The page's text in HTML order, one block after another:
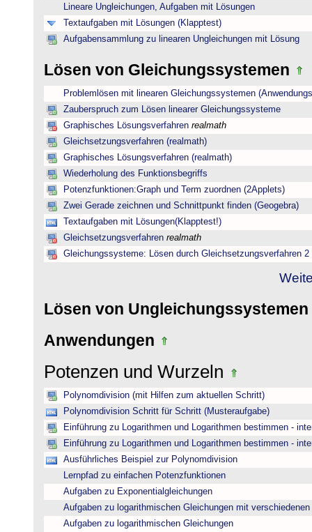
Lineare Ungleichungen, Aufgaben mit Lösungen
Textaufgaben mit Lösungen (Klapptest)
Aufgabensammlung zu linearen Ungleichungen mit Lösung
Lösen von Gleichungssystemen
Problemlösen mit linearen Gleichungssystemen
Zauberspruch zum Lösen linearer Gleichungssysteme
Graphisches Lösungsverfahren realmath
Gleichsetzungsverfahren (realmath)
Graphisches Lösungsverfahren (realmath)
Wiederholung des Funktionsbegriffs
Potenzfunktionen:Graph und Term zuordnen (2Applets)
Zwei Gerade zeichnen und Schnittpunkt finden (Geogebra)
Textaufgaben mit Lösungen(Klapptest!)
Gleichsetzungsverfahren realmath
Gleichungssysteme: Lösen durch Gleichsetzungsverfahren 2
Lösen von Ungleichungssystemen
Anwendungen
Potenzen und Wurzeln
Polynomdivision (mit Hilfen zum aktuellen Schritt)
Polynomdivision Schritt für Schritt (Musteraufgabe)
Einführung zu Logarithmen und Logarithmen bestimmen -
Einführung zu Logarithmen und Logarithmen bestimmen -
Ausführliches Beispiel zur Polynomdivision
Lernpfad zu einfachen Potenzfunktionen
Aufgaben zu Exponentialgleichungen
Aufgaben zu logarithmischen Gleichungen mit verschiedenen
Aufgaben zu logarithmischen Gleichungen